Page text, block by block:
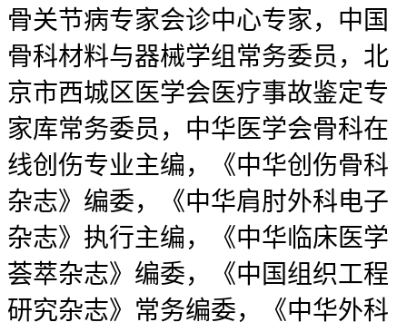
骨关节病专家会诊中心专家，中国
骨科材料与器械学组常务委员，北
京市西城区医学会医疗事故鉴定专
家库常务委员，中华医学会骨科在
线创伤专业主编，《中华创伤骨科
杂志》编委，《中华肩肘外科电子
杂志》执行主编，《中华临床医学
荟萃杂志》编委，《中国组织工程
研究杂志》常务编委，《中华外科